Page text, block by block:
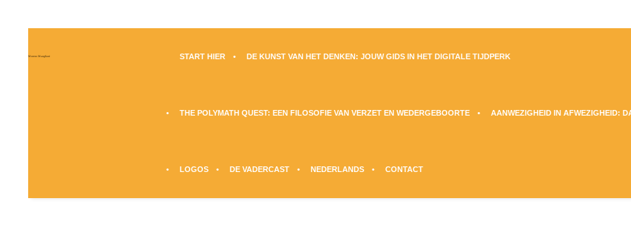
Moreno Maugliani START HIER DE KUNST VAN HET DENKEN: JOUW GIDS IN HET DIGITALE TIJDPERK
THE POLYMATH QUEST: EEN FILOSOFIE VAN VERZET EN WEDERGEBOORTE AANWEZIGHEID IN AFWEZIGHEID:
LOGOS DE VADERCAST NEDERLANDS CONTACT